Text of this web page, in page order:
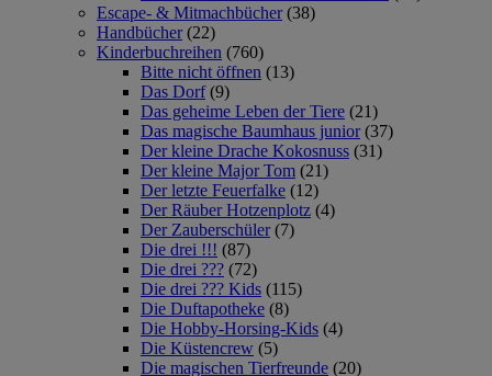
Escape- & Mitmachbücher (38)
Handbücher (22)
Kinderbuchreihen (760)
Bitte nicht öffnen (13)
Das Dorf (9)
Das geheime Leben der Tiere (21)
Das magische Baumhaus junior (37)
Der kleine Drache Kokosnuss (31)
Der kleine Major Tom (21)
Der letzte Feuerfalke (12)
Der Räuber Hotzenplotz (4)
Der Zauberschüler (7)
Die drei !!! (87)
Die drei ??? (72)
Die drei ??? Kids (115)
Die Duftapotheke (8)
Die Hobby-Horsing-Kids (4)
Die Küstencrew (5)
Die magischen Tierfreunde (20)